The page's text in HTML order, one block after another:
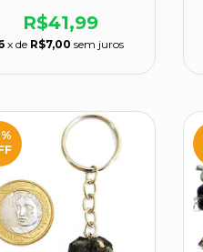
R$41,99
x de R$7,00 sem juros
%